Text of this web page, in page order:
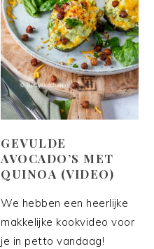
GEVULDE
AVOCADO’S MET
QUINOA (VIDEO)
We hebben een heerlijke
makkelijke kookvideo voor
je in petto vandaag!